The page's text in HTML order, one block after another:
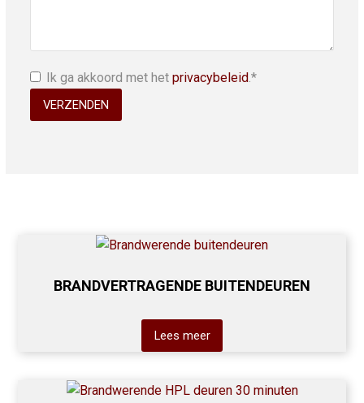
Ik ga akkoord met hetprivacybeleid.*
BRANDVERTRAGENDE BUITENDEUREN
Lees meer